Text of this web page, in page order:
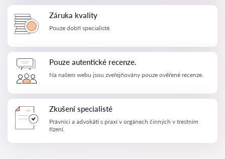
Záruka kvality
Pouze dobří specialisté.
Pouze autentické recenze.
Na našem webu jsou zveřejňovány pouze ověřené recenze.
Zkušení specialisté
Právníci a advokáti s praxí v orgánech činných v trestním
řízení.